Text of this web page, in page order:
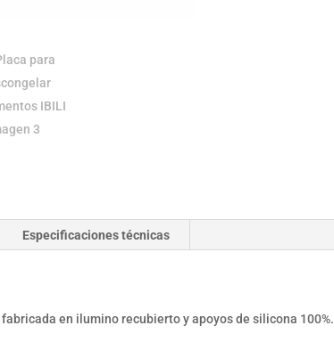
Especificaciones técnicas
fabricada en ilumino recubierto y apoyos de silicona 100%.